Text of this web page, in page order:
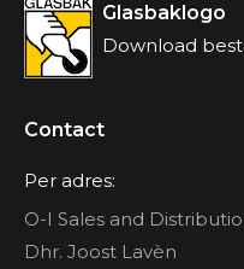
Glasbaklogo
Download
Contact
Per adres:
O-I Sales and
Dhr. Joost Lavèn